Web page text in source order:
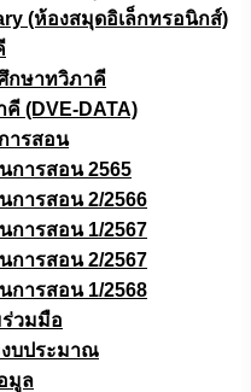
(ห้องสมุดอิเล็กทรอนิกส์)
กษาทวิภาคี
(DVE-DATA)
ารสอน
การสอน 2565
การสอน 2/2566
การสอน 1/2567
การสอน 2/2567
การสอน 1/2568
ร่วมมือ
งบประมาณ
มูล